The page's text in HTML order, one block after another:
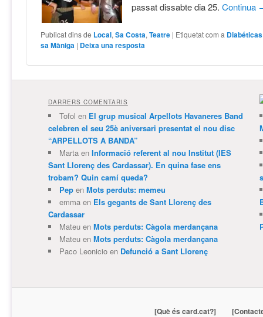
passat dissabte dia 25.Continua
Publicat dins de Local,Sa Costa,Teatre | Etiquetat com a
sa Màniga | Deixa una resposta
DARRERS COMENTARIS
Tofol en El grup musical Arpellots Havaneres Band
celebren el seu 25è aniversari presentat el nou disc
“ARPELLOTS A BANDA”
Martaen Informació referent al nou Institut (IES
Sant Llorenç des Cardassar). En quina fase ens
trobam? Quin camí queda?
Pepen Mots perduts: memeu
emmaen Els gegants de Sant Llorenç des
Cardassar
Mateuen Mots perduts: Càgola merdançana
Mateuen Mots perduts: Càgola merdançana
Paco Leonicioen Defunció a Sant Llorenç
[Què és card.cat?]